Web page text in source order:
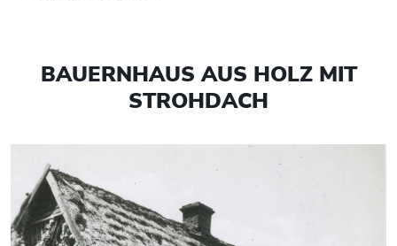
BAUERNHAUS AUS HOLZ MIT
STROHDACH